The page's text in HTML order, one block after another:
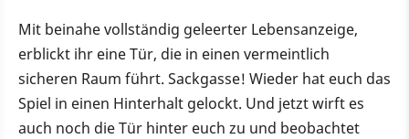
Mit beinahe vollständig geleerter Lebensanzeige,
erblickt ihr eine Tür, die in einen vermeintlich
sicheren Raum führt. Sackgasse! Wieder hat euch das
Spiel in einen Hinterhalt gelockt. Und jetzt wirft es
auch noch die Tür hinter euch zu und beobachtet